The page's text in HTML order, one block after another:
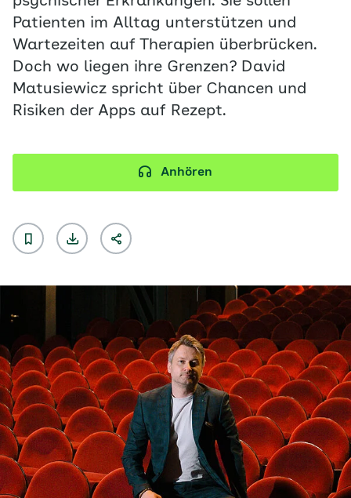
Patienten im Alltag unterstützen und
Wartezeiten auf Therapien überbrücken.
Doch wo liegen ihre Grenzen? David
Matusiewicz spricht über Chancen und
Risiken der Apps auf Rezept.
Anhören